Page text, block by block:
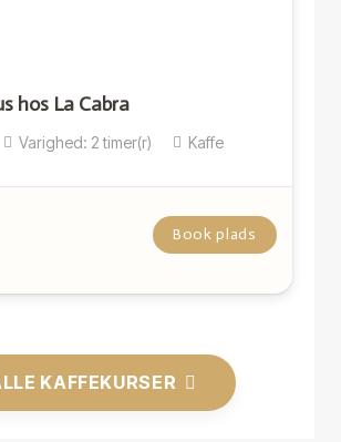
hos La Cabra
Varighed: 2timer(r) Kaffe
Book plads
KAFFEKURSER